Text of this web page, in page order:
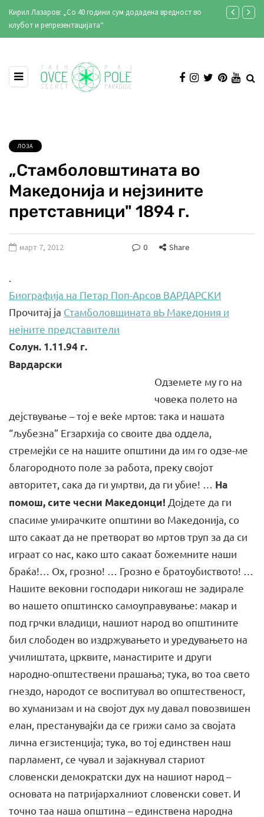
Градиштето кај Кнежје во стар документарен филм (видео)
ЛОЗА
„Стамболовштината во
Македонија и нејзините
претставници" 1894 г.
март 7, 2012 0 Share
Биографија на Петар Поп-Арсов ВАРДАРСКИ
Прочитај ја Стамболовщината вЬ Македония и
неіните представители
Солун. 1.11.94 г.
Вардарски
Одземете му го на
човека полето на
дејствување – тој е веќе мртов: така и нашата
“љубезна” Егзархија со своите два оддела,
стремејќи се на нашите општини да им го одзе-ме
благородното поле за работа, преку својот
авторитет, сака да ги умртви, да ги убие! … На
помош, сите чесни Македонци! Дојдете да ги
спасиме умирачките општини во Македонија, со
што сакаат да не претворат во мртов труп за да си
играат со нас, како што сакаат божемните наши
браќа!… Ох, грозно! … Грозно е братоубиството! …
Нашите вековни господари никогаш не задирале
во нашето општинско самоуправување: макар и
под грчки владици, нашиот народ во општините
бил слободен во издржувањето и уредувањето на
училиштата, црквите, манастирите и други
народно-општествени прашања; тука, во тоа свето
гнездо, народот се воспитувал во општественост,
во хуманизам и на својот дух му давал повозвишен
елан, престанувајќи да се грижи само за својата
лична егзистенција; тука, во тој единствен наш
парламент, се чувал и зајакнувал стариот
словенски демократски дух на нашиот народ –
основата на патријархалниот словенски совет. И
точно таа наша општина – единствена народна